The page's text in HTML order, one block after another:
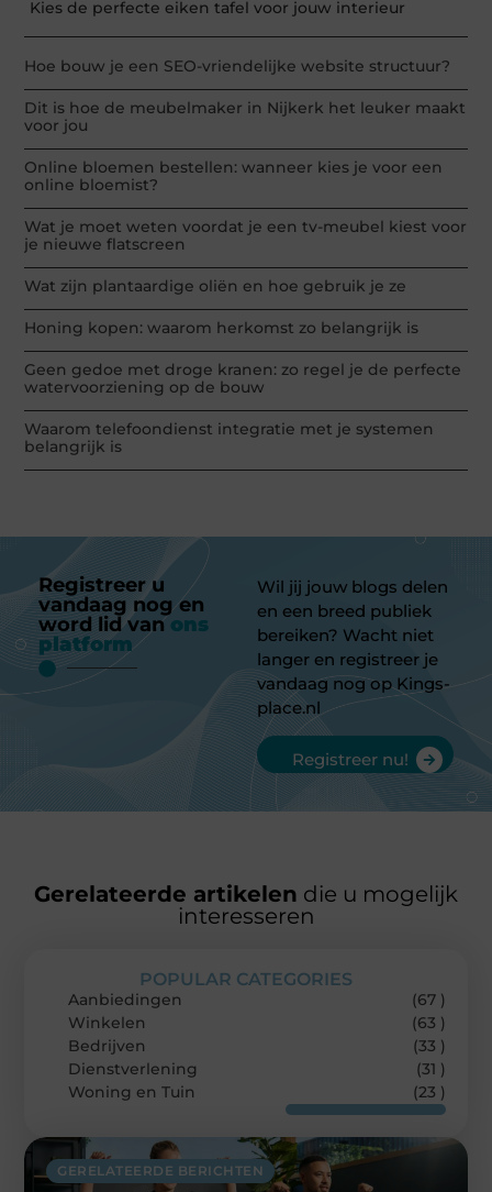
Kies de perfecte eiken tafel voor jouw interieur
Hoe bouw je een SEO-vriendelijke website structuur?
Dit is hoe de meubelmaker in Nijkerk het leuker maakt
voor jou
Online bloemen bestellen: wanneer kies je voor een
online bloemist?
Wat je moet weten voordat je een tv-meubel kiest voor
je nieuwe flatscreen
Wat zijn plantaardige oliën en hoe gebruik je ze
Honing kopen: waarom herkomst zo belangrijk is
Geen gedoe met droge kranen: zo regel je de perfecte
watervoorziening op de bouw
Waarom telefoondienst integratie met je systemen
belangrijk is
Registreer u
vandaag nog en
word lid van ons
platform
Wil jij jouw blogs delen
en een breed publiek
bereiken? Wacht niet
langer en registreer je
vandaag nog op Kings-
place.nl
Registreer nu!
Gerelateerde artikelen die u mogelijk
interesseren
GERELATEERDE BERICHTEN
POPULAR CATEGORIES
Aanbiedingen
(67 )
Winkelen
(63 )
Bedrijven
(33 )
Dienstverlening
(31 )
Woning en Tuin
(23 )